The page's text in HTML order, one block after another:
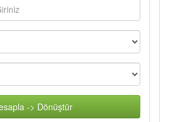
-> Dönüştür